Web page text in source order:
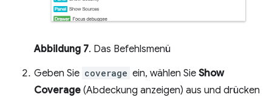
Abbildung 7. Das Befehlsmenü
Geben Sie coverage ein, wählen Sie Show
Coverage (Abdeckung anzeigen) aus und drücken